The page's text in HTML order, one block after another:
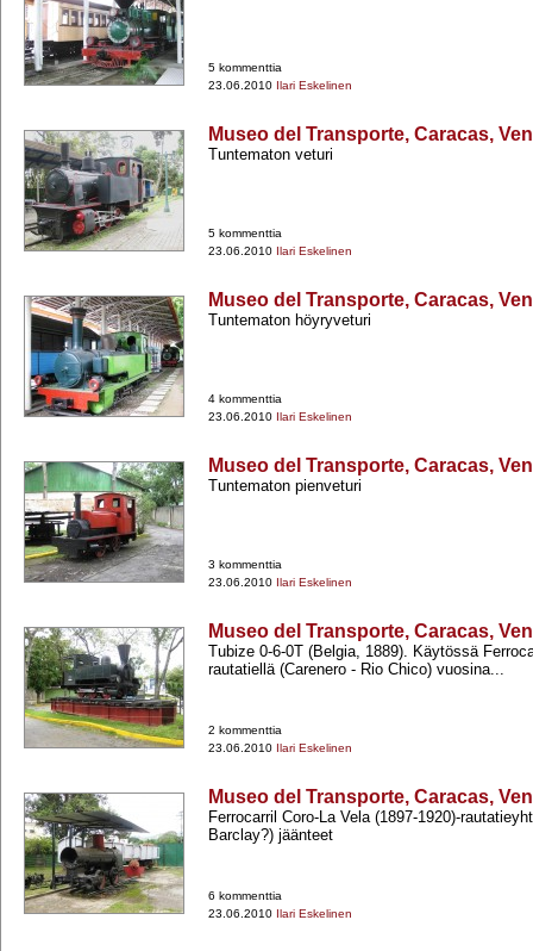
5 kommenttia
23.06.2010 Ilari Eskelinen
Museo del Transporte, Caracas,
Tuntematon veturi
5 kommenttia
23.06.2010 Ilari Eskelinen
Museo del Transporte, Caracas,
Tuntematon höyryveturi
4 kommenttia
23.06.2010 Ilari Eskelinen
Museo del Transporte, Caracas,
Tuntematon pienveturi
3 kommenttia
23.06.2010 Ilari Eskelinen
Museo del Transporte, Caracas,
Tubize 0-​6-​0T (Belgia, 1889). Käytössä
rautatiellä (Carenero -​ Rio Chico) vuosina...
2 kommenttia
23.06.2010 Ilari Eskelinen
Museo del Transporte, Caracas,
Ferrocarril Coro-​La Vela (1897-​1920)-​
Barclay?) jäänteet
6 kommenttia
23.06.2010 Ilari Eskelinen